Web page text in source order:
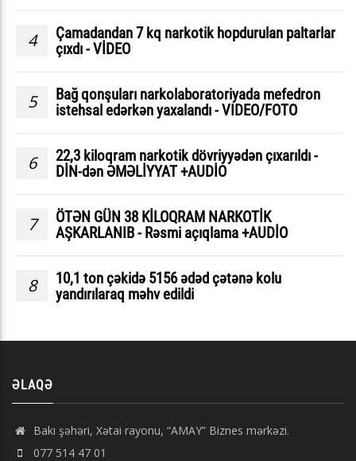
4
Çamadandan 7 kq narkotik hopdurulan paltarlar
çıxdı - VİDEO
5
Bağ qonşuları narkolaboratoriyada mefedron
istehsal edərkən yaxalandı - VIDEO/FOTO
6
22,3 kiloqram narkotik dövriyyədən çıxarıldı -
DİN-dən ƏMƏLİYYAT +AUDİO
7
ÖTƏN GÜN 38 KİLOQRAM NARKOTİK
AŞKARLANIB - Rəsmi açıqlama +AUDİO
8
10,1 ton çəkidə 5156 ədəd çətənə kolu
yandırılaraq məhv edildi
ƏLAQƏ
Bakı şəhəri, Xətai rayonu, “AMAY” Biznes mərkəzi.
077 514 47 01